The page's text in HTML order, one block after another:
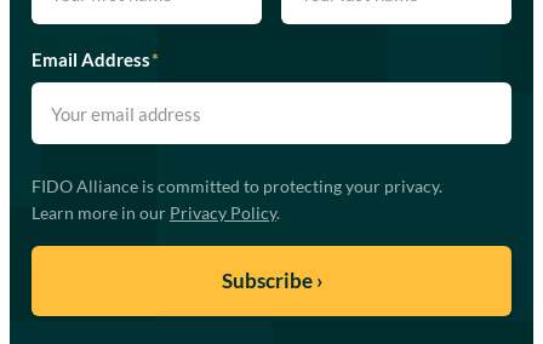
Email Address*
FIDO Alliance is committed to protecting your privacy.
Learn more in our Privacy Policy.